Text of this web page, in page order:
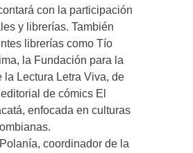
con la participación
y librerías. También
librerías como Tío
la Fundación para la
la Lectura Letra Viva, de
de cómics El
enfocada en culturas
coordinador de la